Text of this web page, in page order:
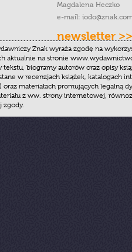
Magdalena Heczko
e-mail:
newsletter >>
Znak wyraża zgodę na
aktualnie na stronie
tekstu, biogramy autorów oraz opisy
w recenzjach książek, katalogach
oraz materiałach promujących legalną
z ww. strony internetowej,
zgody.